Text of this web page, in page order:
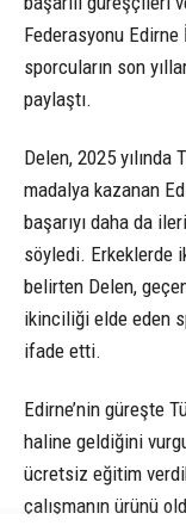
Federasyonu
sporcuların son
paylaştı.
Delen, 2025
madalya kazanan
başarıyı daha da
söyledi. Erkeklerde
belirten Delen,
ikinciliği elde eden
ifade etti.
Edirne’nin güreşte
haline geldiğini
ücretsiz eğitim
çalışmanın ürünü